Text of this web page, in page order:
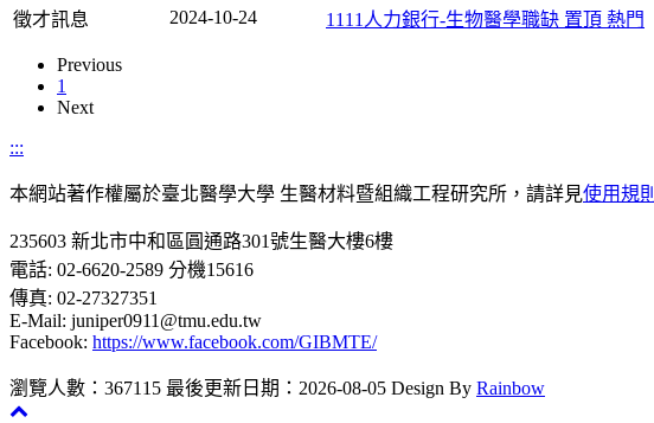
徵才訊息
2024-10-24 1111人力銀行-生物醫學職缺 置頂 熱門
Previous
1
Next
:::
本網站著作權屬於臺北醫學大學 生醫材料暨組織工程研究所，請詳見使用規則
235603 新北市中和區圓通路301號生醫大樓6樓
電話: 02-6620-2589 分機15616
傳真: 02-27327351
E-Mail: juniper0911@tmu.edu.tw
Facebook: https://www.facebook.com/GIBMTE/
瀏覽人數：367115 最後更新日期：2026-08-05 Design By Rainbow